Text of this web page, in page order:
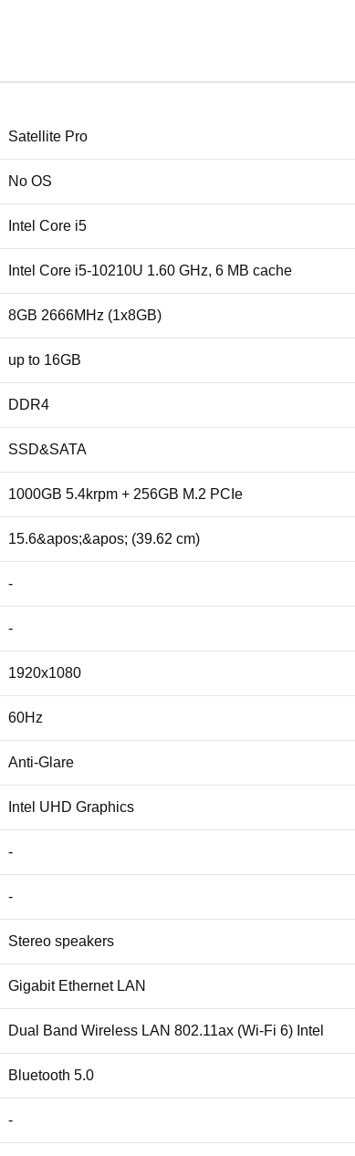
Satellite Pro
No OS
Intel Core i5
Intel Core i5-10210U 1.60 GHz, 6 MB cache
8GB 2666MHz (1x8GB)
up to 16GB
DDR4
SSD&SATA
1000GB 5.4krpm + 256GB M.2 PCIe
15.6&apos;&apos; (39.62 cm)
-
-
1920x1080
60Hz
Anti-Glare
Intel UHD Graphics
-
-
Stereo speakers
Gigabit Ethernet LAN
Dual Band Wireless LAN 802.11ax (Wi-Fi 6) Intel
Bluetooth 5.0
-